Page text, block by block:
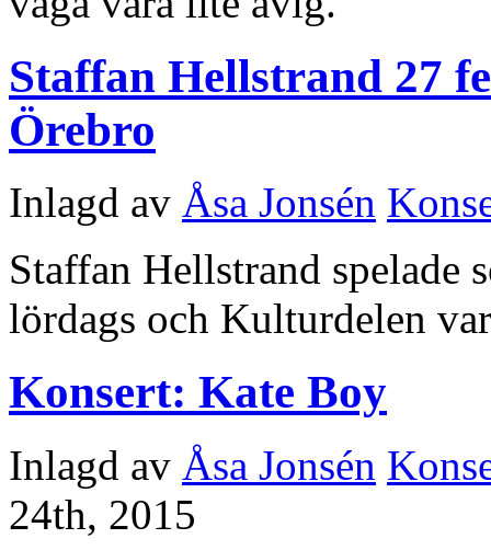
Staffan Hellstrand 27
Örebro
Inlagd av Åsa Jonsén
Staffan Hellstrand spelade
lördags och Kulturdelen
Konsert: Kate Boy
Inlagd av Åsa Jonsén
24th, 2015